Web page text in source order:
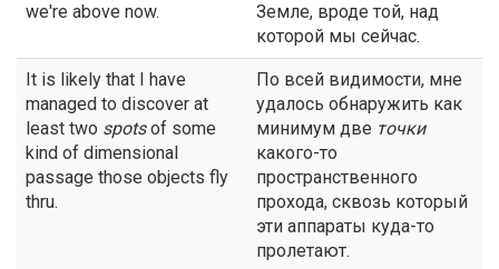
we're above now.
Земле, вроде той, над
которой мы сейчас.
It is likely that I have
managed to discover at
least two spotsof some
kind of dimensional
passage those objects fly
thru.
По всей видимости, мне
удалось обнаружить как
минимум две точки
какого-то
пространственного
прохода, сквозь который
эти аппараты куда-то
пролетают.